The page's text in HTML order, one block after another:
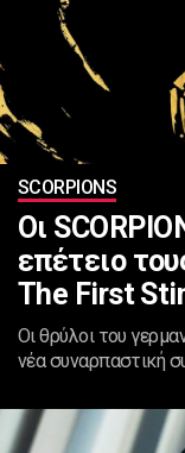
SCORPIONS
Οι
επέτειο
The First
Οι θρύλοι του
νέα συναρπαστική